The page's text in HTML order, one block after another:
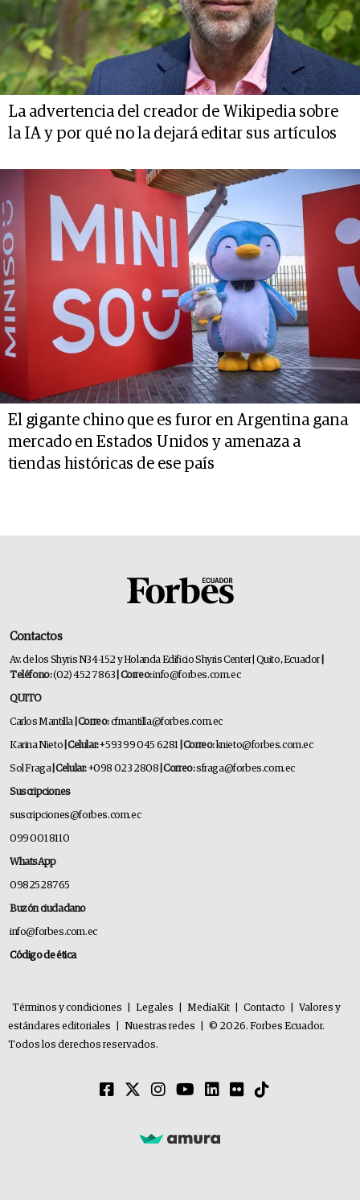
La advertencia del creador de Wikipedia sobre
la IA y por qué no la dejará editar sus artículos
El gigante chino que es furor en Argentina gana
mercado en Estados Unidos y amenaza a
tiendas históricas de ese país
Contactos
Av. de los Shyris N34-152 y Holanda Edificio Shyris Center | Quito, Ecuador
Teléfono:(02) 452 7863 | Correo:info@forbes.com.ec
QUITO
Carlos Mantilla | Correo:cfmantilla@forbes.com.ec
Karina Nieto | Celular:+593 99 045 6281 | Correo:knieto@forbes.com.ec
Sol Fraga| Celular:+098 023 2808 | Correo:sfraga@forbes.com.ec
Suscripciones
suscripciones@forbes.com.ec
099 001 8110
WhatsApp
0982528765
Buzón ciudadano
info@forbes.com.ec
Código de ética
Términos y condiciones Legales MediaKit Contacto
Valores y
estándares editoriales
Nuestras redes
© 2026. Forbes Ecuador.
Todos los derechos reservados.